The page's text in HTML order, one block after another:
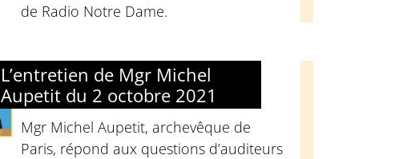
de Radio Notre Dame.
L’entretien de Mgr Michel
Aupetit du 2 octobre 2021
Mgr Michel Aupetit, archevêque de
Paris, répond aux questions d’auditeurs